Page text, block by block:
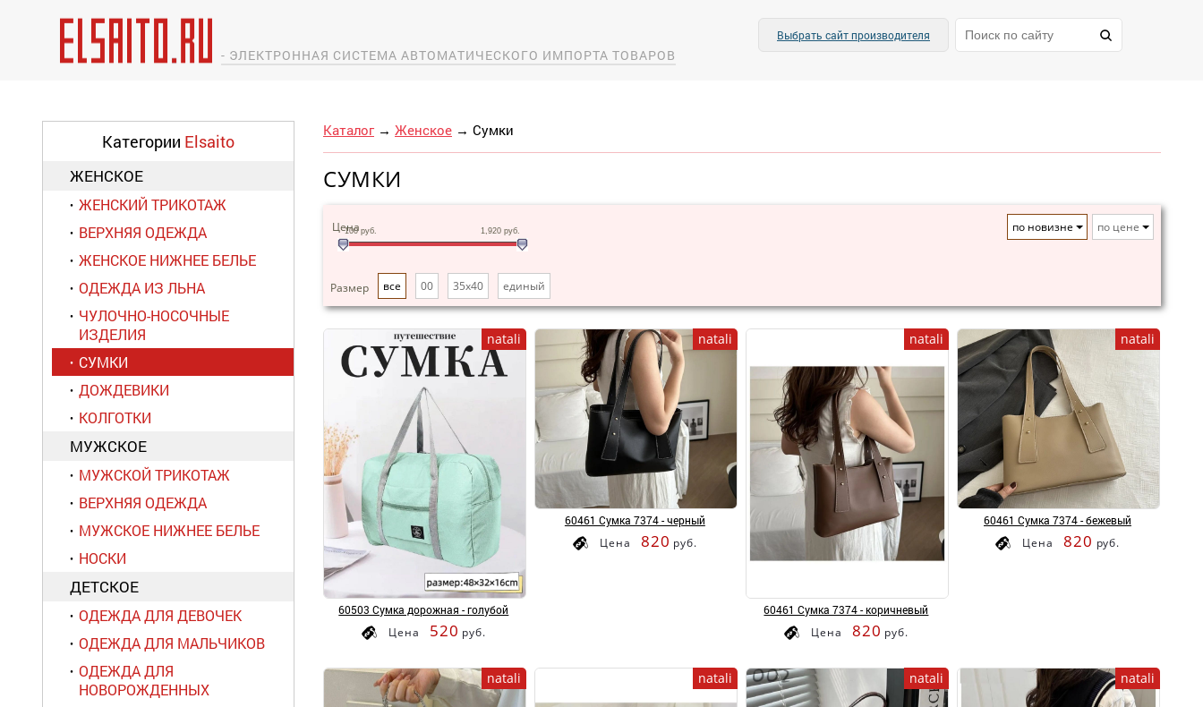
- ЭЛЕКТРОННАЯ СИСТЕМА АВТОМАТИЧЕСКОГО ИМПОРТА ТОВАРОВ
Выбрать сайт производителя
Категории Elsaito
ЖЕНСКОЕ
ЖЕНСКИЙ ТРИКОТАЖ
ВЕРХНЯЯ ОДЕЖДА
ЖЕНСКОЕ НИЖНЕЕ БЕЛЬЕ
ОДЕЖДА ИЗ ЛЬНА
ЧУЛОЧНО-НОСОЧНЫЕ
ИЗДЕЛИЯ
СУМКИ
ДОЖДЕВИКИ
КОЛГОТКИ
МУЖСКОЕ
МУЖСКОЙ ТРИКОТАЖ
ВЕРХНЯЯ ОДЕЖДА
МУЖСКОЕ НИЖНЕЕ БЕЛЬЕ
НОСКИ
ДЕТСКОЕ
ОДЕЖДА ДЛЯ ДЕВОЧЕК
ОДЕЖДА ДЛЯ МАЛЬЧИКОВ
ОДЕЖДА ДЛЯ
НОВОРОЖДЕННЫХ
Каталог → Женское → Сумки
СУМКИ
по новизне по цене
Цена
100руб. 1,920 руб.
Размер все 00 35х40 единый
natali
60503 Сумка дорожная - голубой
Цена 520 руб.
natali
60461 Сумка 7374 - черный
Цена 820 руб.
natali
60461 Сумка 7374 - коричневый
Цена 820 руб.
natali
60461 Сумка 7374 - бежевый
Цена 820 руб.
natali natali natali natali